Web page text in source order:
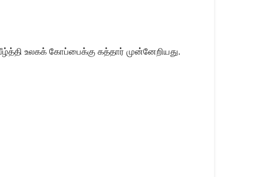
உலகக் கோப்பைக்கு கத்தார் முன்னேறியது.